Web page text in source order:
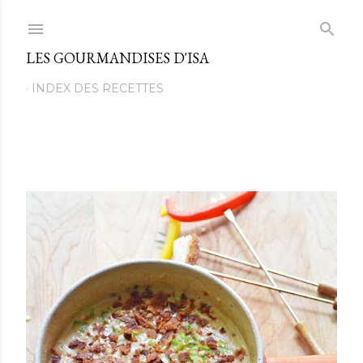
LES GOURMANDISES D'ISA
INDEX DES RECETTES
M
a
g